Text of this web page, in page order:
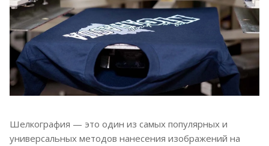
Шелкография — это один из самых популярных и
универсальных методов нанесения изображений на